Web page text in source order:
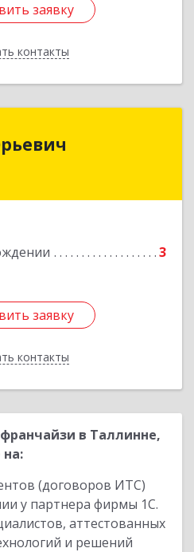
заявку
контакты
заявку
Назад
3
заявку
контакты
заявку
Назад
в Таллинне,
(договоров ИТС)
у партнера фирмы 1С.
аттестованных
и решений